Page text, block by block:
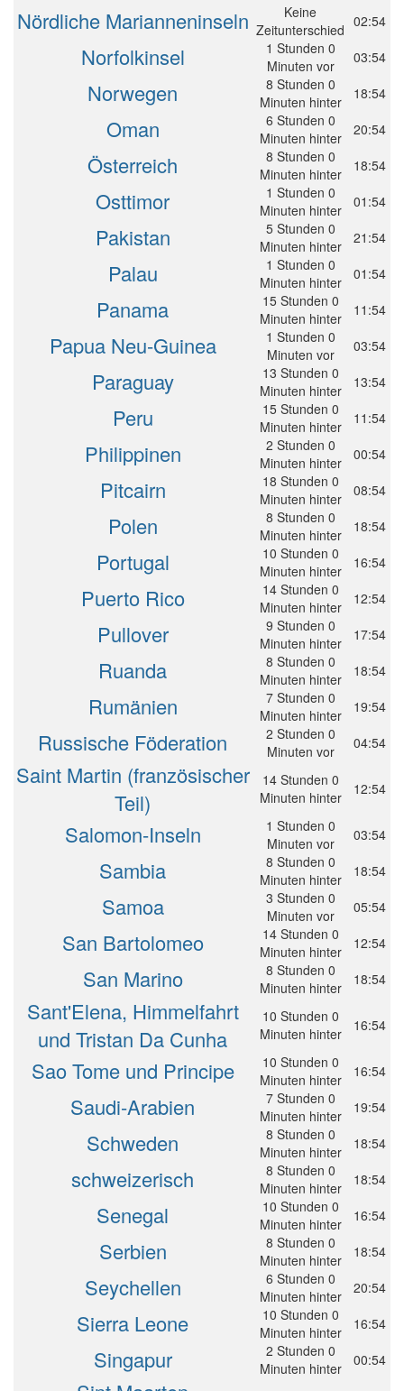
Nördliche Marianneninseln
Keine
Zeitunterschied 02:54
Norfolkinsel
1 Stunden 0
Minuten vor
03:54
Norwegen
8 Stunden 0
Minuten hinter
18:54
Oman
6 Stunden 0
Minuten hinter
20:54
Österreich
8 Stunden 0
Minuten hinter
18:54
Osttimor
1 Stunden 0
Minuten hinter
01:54
Pakistan
5 Stunden 0
Minuten hinter
21:54
Palau
1 Stunden 0
Minuten hinter
01:54
Panama
15 Stunden 0
Minuten hinter
11:54
Papua Neu-Guinea
1 Stunden 0
Minuten vor
03:54
Paraguay
13 Stunden 0
Minuten hinter
13:54
Peru
15 Stunden 0
Minuten hinter
11:54
Philippinen
2 Stunden 0
Minuten hinter
00:54
Pitcairn
18 Stunden 0
Minuten hinter
08:54
Polen
8 Stunden 0
Minuten hinter
18:54
Portugal
10 Stunden 0
Minuten hinter
16:54
Puerto Rico
14 Stunden 0
Minuten hinter
12:54
Pullover
9 Stunden 0
Minuten hinter
17:54
Ruanda
8 Stunden 0
Minuten hinter
18:54
Rumänien
7 Stunden 0
Minuten hinter
19:54
Russische Föderation
2 Stunden 0
Minuten vor
04:54
Saint Martin (französischer
Teil)
14 Stunden 0
Minuten hinter
12:54
Salomon-Inseln
1 Stunden 0
Minuten vor
03:54
Sambia
8 Stunden 0
Minuten hinter
18:54
Samoa
3 Stunden 0
Minuten vor
05:54
San Bartolomeo
14 Stunden 0
Minuten hinter
12:54
San Marino
8 Stunden 0
Minuten hinter
18:54
Sant'Elena, Himmelfahrt
und Tristan Da Cunha
10 Stunden 0
Minuten hinter
16:54
Sao Tome und Principe
10 Stunden 0
Minuten hinter
16:54
Saudi-Arabien
7 Stunden 0
Minuten hinter
19:54
Schweden
8 Stunden 0
Minuten hinter
18:54
schweizerisch
8 Stunden 0
Minuten hinter
18:54
Senegal
10 Stunden 0
Minuten hinter
16:54
Serbien
8 Stunden 0
Minuten hinter
18:54
Seychellen
6 Stunden 0
Minuten hinter
20:54
Sierra Leone
10 Stunden 0
Minuten hinter
16:54
Singapur
2 Stunden 0
Minuten hinter
00:54